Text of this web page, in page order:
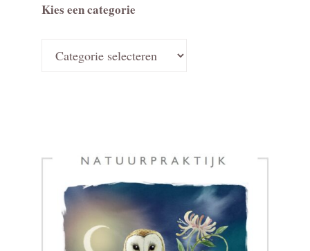
Kies een categorie
Kies